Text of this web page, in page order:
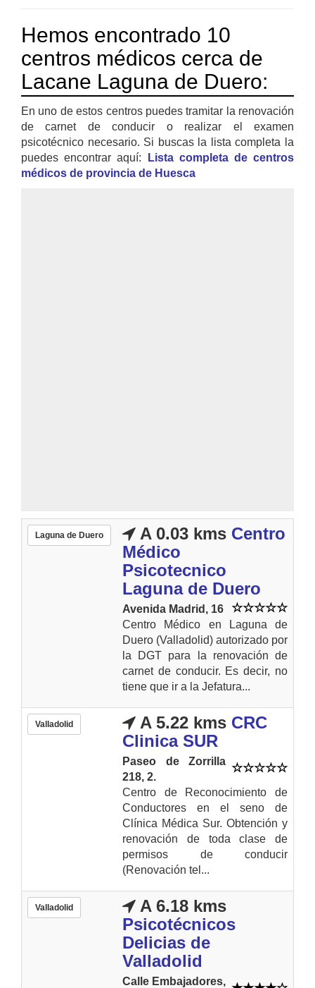
Hemos encontrado 10
centros médicos cerca de
Lacane Laguna de Duero:
En uno de estos centros puedes tramitar la renovación
de carnet de conducir o realizar el examen
psicotécnico necesario. Si buscas la lista completa la
puedes encontrar aquí:
Lista completa de centros
médicos de provincia de Huesca
Laguna de Duero A 0.03 kms Centro
Médico
Psicotecnico
Laguna de Duero
Avenida Madrid, 16
Centro Médico en Laguna de
Duero (Valladolid) autorizado por
la DGT para la renovación de
carnet de conducir. Es decir, no
tiene que ir a la Jefatura...
Valladolid A 5.22 kms CRC
Clinica SUR
Paseo de Zorrilla
218, 2.
Centro de Reconocimiento de
Conductores en el seno de
Clínica Médica Sur. Obtención y
renovación de toda clase de
permisos de conducir
(Renovación tel...
Valladolid
A 6.18 kms
Psicotécnicos
Delicias de
Valladolid
Calle Embajadores,